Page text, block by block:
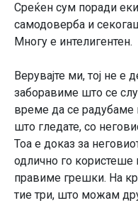
Среќен сум поради
самодоверба и
Многу е интелигентен.
Верувајте ми, тој не
заборавиме што се
време да се радубаме
што гледате, со
Тоа е доказ за
одлично го користеше
правиме грешки. На
тие три, што можам